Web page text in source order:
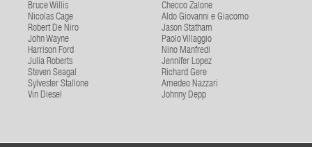
Bruce Willis
Checco Zalone
Nicolas Cage
Aldo Giovanni e Giacomo
Robert De Niro
Jason Statham
John Wayne
Paolo Villaggio
Harrison Ford
Nino Manfredi
Julia Roberts
Jennifer Lopez
Steven Seagal
Richard Gere
Sylvester Stallone
Amedeo Nazzari
Vin Diesel
Johnny Depp